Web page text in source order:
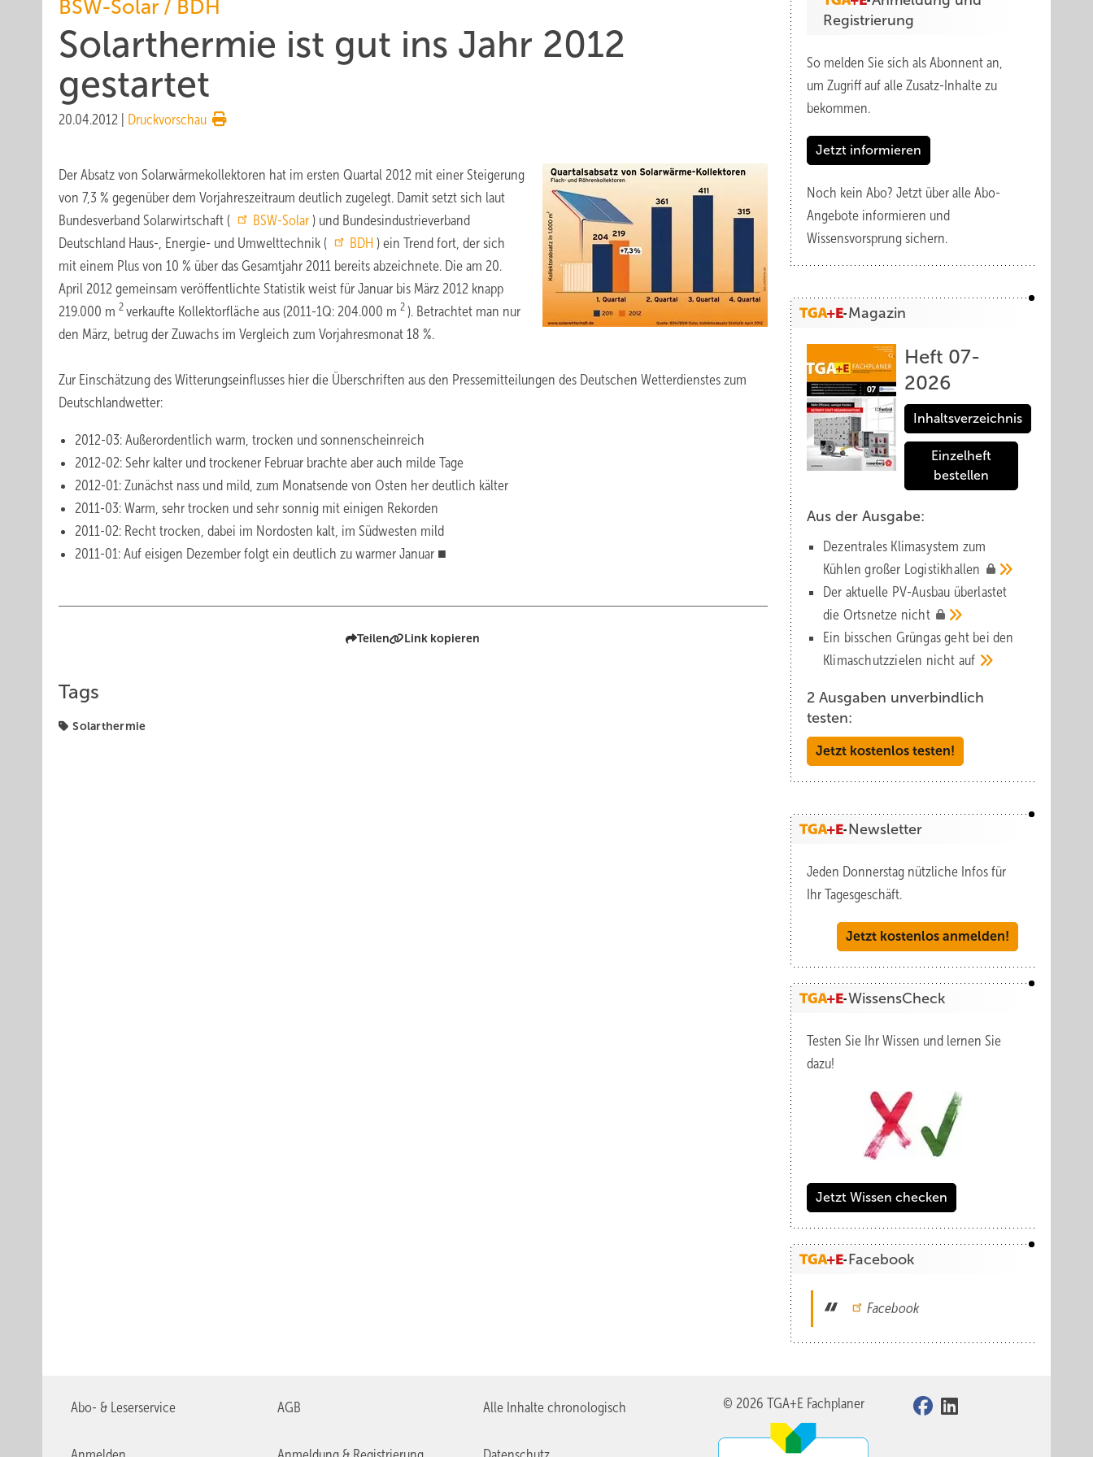
BSW-Solar / BDH
Solarthermie ist gut ins Jahr 2012
gestartet
20.04.2012 Druckvorschau
Der Absatz von Solarwärmekollektoren hat im ersten Quartal 2012 mit einer Steigerung
von 7,3 % gegenüber dem Vorjahreszeitraum deutlich zugelegt. Damit setzt sich laut
Bundesverband Solarwirtschaft (
BSW-Solar ) und Bundesindustrieverband
Deutschland Haus-, Energie- und Umwelttechnik (
BDH ) ein Trend fort, der sich
mit einem Plus von 10 % über das Gesamtjahr 2011 bereits abzeichnete. Die am 20.
April 2012 gemeinsam veröffentlichte Statistik weist für Januar bis März 2012 knapp
219.000 m 2 verkaufte Kollektorfläche aus (2011-1Q: 204.000 m 2 ). Betrachtet man nur
den März, betrug der Zuwachs im Vergleich zum Vorjahresmonat 18 %.
Zur Einschätzung des Witterungseinflusses hier die Überschriften aus den Pressemitteilungen des Deutschen Wetterdienstes zum
Deutschlandwetter:
2012-03: Außerordentlich warm, trocken und sonnenscheinreich
2012-02: Sehr kalter und trockener Februar brachte aber auch milde Tage
2012-01: Zunächst nass und mild, zum Monatsende von Osten her deutlich kälter
2011-03: Warm, sehr trocken und sehr sonnig mit einigen Rekorden
2011-02: Recht trocken, dabei im Nordosten kalt, im Südwesten mild
2011-01: Auf eisigen Dezember folgt ein deutlich zu warmer Januar ■
Teilen Link kopieren
Tags
Solarthermie
Registrierung
So melden Sie sich als Abonnent an,
um Zugriff auf alle Zusatz-Inhalte zu
bekommen.
Jetzt informieren
Noch kein Abo? Jetzt über alle Abo-
Angebote informieren und
Wissensvorsprung sichern.
Magazin
Heft 07-
2026
Inhaltsverzeichnis
Einzelheft
bestellen
Aus der Ausgabe:
Dezentrales Klimasystem zum
Kühlen großer Logistik­hallen
Der aktuelle PV-Ausbau über­lastet
die Orts­netze nicht
Ein bisschen Grüngas geht bei den
Klima­schutz­zielen nicht auf
2 Ausgaben unverbindlich
testen:
Jetzt kostenlos testen!
Newsletter
Jeden Donnerstag nützliche Infos für
Ihr Tagesgeschäft.
Jetzt kostenlos anmelden!
WissensCheck
Testen Sie Ihr Wissen und lernen Sie
dazu!
Jetzt Wissen checken
Facebook
Facebook
Abo- & Leserservice AGB Alle Inhalte chronologisch © 2026 TGA+E Fachplaner